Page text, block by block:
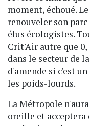
moment, échoué.
renouveler son
élus écologistes.
Crit'Air autre que
dans le secteur de
d'amende si c'est
les poids-lourds.
La Métropole
oreille et